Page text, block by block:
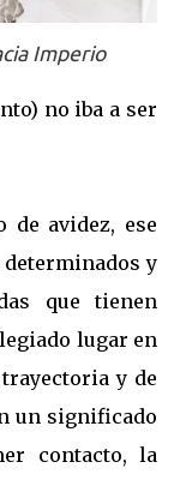
Imperio
no iba a ser
de avidez, ese
determinados y
que tienen
lugar en
y de
un significado
contacto, la